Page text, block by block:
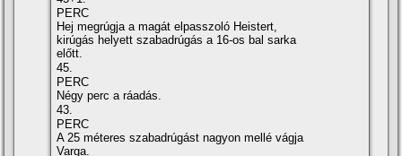
PERC
Hej megrúgja a magát elpasszoló Heistert,
kirúgás helyett szabadrúgás a 16-os bal sarka
előtt.
45.
PERC
Négy perc a ráadás.
43.
PERC
A 25 méteres szabadrúgást nagyon mellé vágja
Varga.